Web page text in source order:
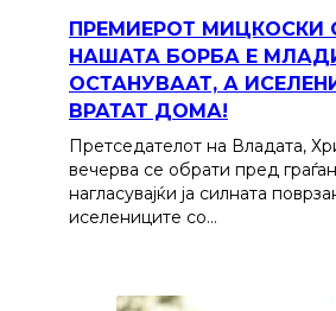
ПРЕМИЕРОТ МИЦКОСКИ
НАШАТА БОРБА Е
ОСТАНУВААТ, А
ВРАТАТ ДОМА!
Претседателот на Владата,
вечерва се обрати пред
нагласувајќи ја силната
иселениците со…